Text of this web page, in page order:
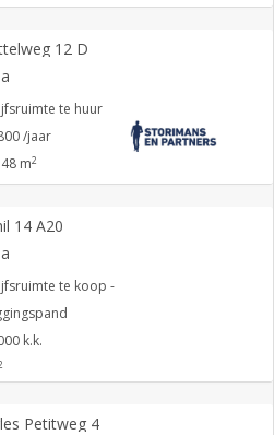
12 D
te huur
/jaar
m2
14 A20
te koop -
k.k.
Petitweg 4